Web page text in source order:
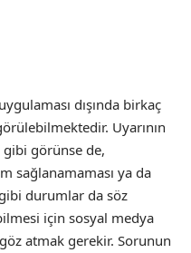
dışında birkaç
Uyarının
gibi görünse de,
sağlanamaması ya da
durumlar da söz
için sosyal medya
atmak gerekir. Sorunun